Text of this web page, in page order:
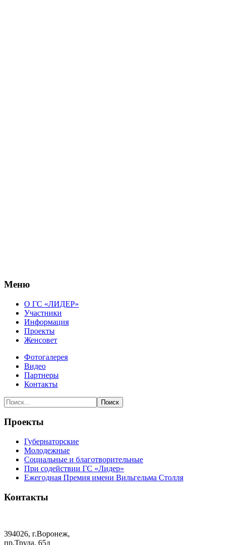
Меню
О ГС «ЛИДЕР»
Участники
Информация
Проекты
Женсовет
Фотогалерея
Видео
Партнеры
Контакты
Проекты
Губернаторские
Молодежные
Социальные и благотворительные
При содействии ГС «Лидер»
Ежегодная Премия имени Вильгельма Столля
Контакты
394026, г.Воронеж,
пр.Труда, 65д